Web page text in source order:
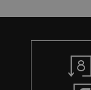
r
a
n